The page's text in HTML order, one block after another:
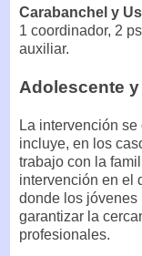
Carabanchel y
1 coordinador, 2
auxiliar.
Adolescente
La intervención
incluye, en los
trabajo con la
intervención en el
donde los jóvenes
garantizar la
profesionales.